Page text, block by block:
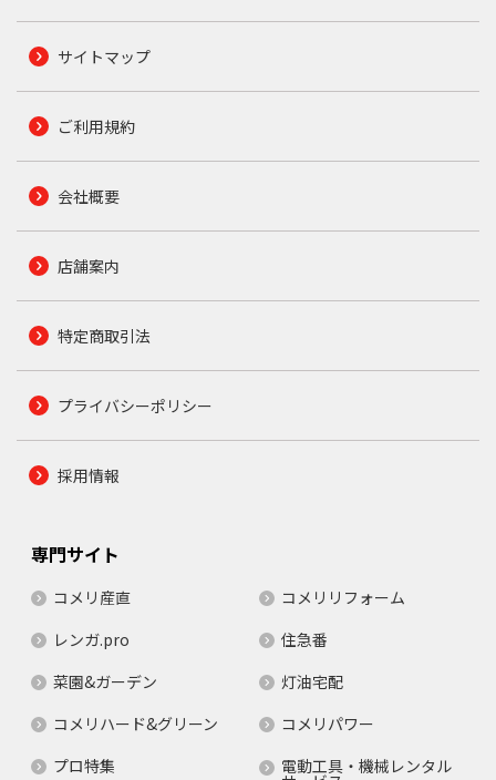
サイトマップ
ご利用規約
会社概要
店舗案内
特定商取引法
プライバシーポリシー
採用情報
専門サイト
コメリ産直
コメリリフォーム
レンガ.pro
住急番
菜園&ガーデン
灯油宅配
コメリハード&グリーン
コメリパワー
プロ特集
電動工具・機械レンタル